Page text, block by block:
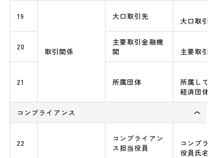
19
取引関係
大口取引先 大口取引
20
主要取引金融機
関
主要取引
21 所属団体
所属して
経済団体
コンプライアンス
22
コンプライアン
ス担当役員
コンプラ
役員氏名